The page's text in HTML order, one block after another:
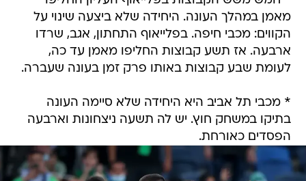
מאמן במהלך העונה. היחידה שלא ביצעה שינוי על
הקווים: מכבי חיפה. בפלייאוף התחתון, אגב, שרדו
ארבעה. אז תשע קבוצות החליפו מאמן עד כה,
לעומת שבע קבוצות באותו פרק זמן בעונה שעברה.
* מכבי תל אביב היא היחידה שלא סיימה העונה
בתיקו במשחק חוץ. יש לה תשעה ניצחונות וארבעה
הפסדים כאורחת.